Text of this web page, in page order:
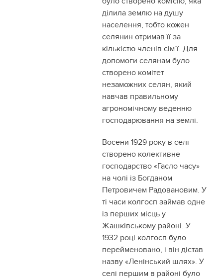
ділила землю на душу
населення, тобто кожен
селянин отримав її за
кількістю членів сім’ї. Для
допомоги селянам було
створено комітет
незаможних селян, який
навчав правильному
агрономічному веденню
господарювання на землі.
Восени 1929 року в селі
створено колективне
господарство «Гасло часу»
на чолі із Богданом
Петровичем Радовановим. У
ті часи колгосп займав одне
із перших місць у
Жашківському районі. У
1932 році колгосп було
перейменовано, і він дістав
назву «Ленінський шлях». У
селі першим в районі було